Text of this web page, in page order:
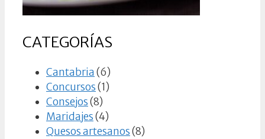
CATEGORÍAS
Cantabria(6)
Concursos(1)
Consejos(8)
Maridajes(4)
Quesos artesanos(8)